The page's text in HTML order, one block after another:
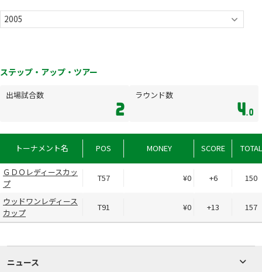
ステップ・アップ・ツアー
出場試合数
2
ラウンド数
4 .0
トーナメント名 POS MONEY SCORE TOTAL
ＧＤＯレディースカッ
プ
T57 ¥0 +6 150
ウッドワンレディース
カップ
T91 ¥0 +13 157
ニュース